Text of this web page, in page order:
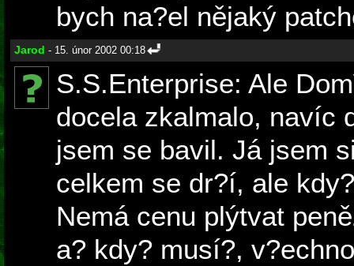
bych na?el nějaký
Jarod - 15. únor 2002 00:18
S.S.Enterprise: Ale
docela zkalmalo, navíc
jsem se bavil. Já jsem
celkem se dr?í, ale
Nemá cenu plýtvat
a? kdy? musí?,